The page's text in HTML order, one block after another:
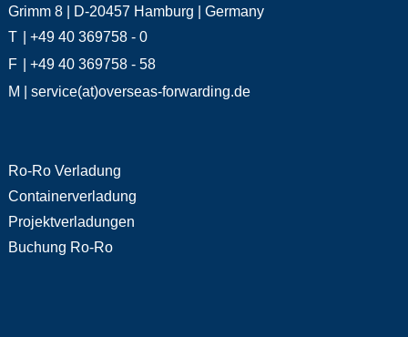
Grimm 8 | D-20457 Hamburg | Germany
T
| +49 40 369758 - 0
F
| +49 40 369758 - 58
M
| service(at)overseas-forwarding.de
Ro-Ro Verladung
Containerverladung
Projektverladungen
Buchung Ro-Ro